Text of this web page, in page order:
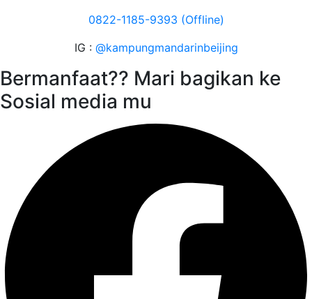
0822-1185-9393 (Offline)
IG : @kampungmandarinbeijing
Bermanfaat?? Mari bagikan ke
Sosial media mu